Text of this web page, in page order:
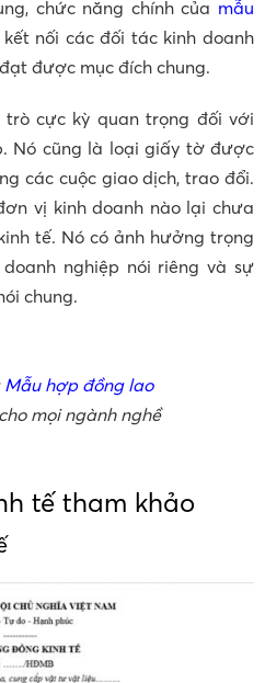
chức năng chính của mẫu
nối các đối tác kinh doanh
được mục đích chung.
cực kỳ quan trọng đối với
Nó cũng là loại giấy tờ được
các cuộc giao dịch, trao đổi.
vị kinh doanh nào lại chưa
tế. Nó có ảnh hưởng trọng
nghiệp nói riêng và sự
chung.
Mẫu hợp đồng lao
mọi ngành nghề
tế tham khảo